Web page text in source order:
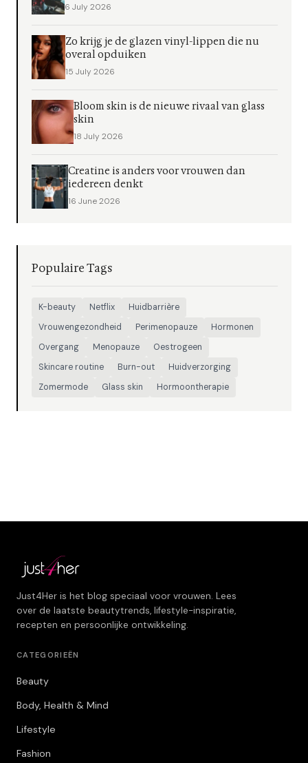
6 July 2026
Zo krijg je de glazen vinyl-lippen die nu
overal opduiken
15 July 2026
Bloom skin is de nieuwe rivaal van glass
skin
18 July 2026
Creatine is anders voor vrouwen dan
iedereen denkt
16 June 2026
Populaire Tags
K-beauty Netflix
Huidbarrière
Vrouwengezondheid
Perimenopauze
Hormonen
Overgang
Menopauze
Oestrogeen
Skincare routine
Burn-out
Huidverzorging
Zomermode
Glass skin Hormoontherapie
Just4Her is het blog speciaal voor vrouwen. Lees
over de laatste beautytrends, lifestyle-inspiratie,
recepten en persoonlijke ontwikkeling.
CATEGORIEËN
Beauty
Body, Health & Mind
Lifestyle
Fashion